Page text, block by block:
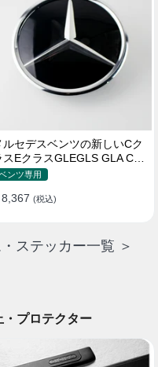
ルセデスベンツの新しいCク
スEクラスGLEGLS GLA CLA
ロゴ
ンツ専用
(税込)
ステッカー一覧 ＞
・プロテクター